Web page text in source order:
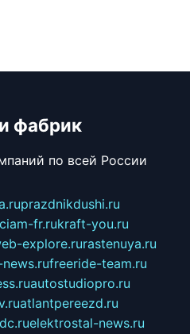
фабрик
по всей России
prazdnikdushi.ru
ciam-fr.rukraft-you.ru
explore.rurastenuya.ru
freeride-team.ru
autostudiopro.ru
atlantpereezd.ru
elektrostal-news.ru